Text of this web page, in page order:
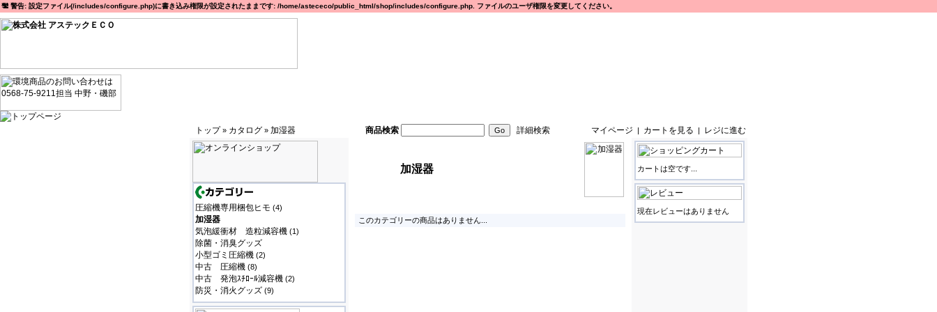
警告: 設定ファイル(/includes/configure.php)に書き込み権限が設定されたままです: /home/astececo/public_html/shop/includes/configure.php. ファイルのユーザ権限を変更してください。
トップ» カタログ » 加湿器 商品検索 詳細検索 マイページ | カートを見る | レジに進む
圧縮機専用梱包ヒモ (4)
加湿器
気泡緩衝材 造粒減容機 (1)
除菌・消臭グッズ
小型ゴミ圧縮機 (2)
中古 圧縮機 (8)
中古 発泡ｽﾁﾛｰﾙ減容機 (2)
防災・消火グッズ (9)
加湿器
このカテゴリーの商品はありません...
カートは空です...
現在レビューはありません